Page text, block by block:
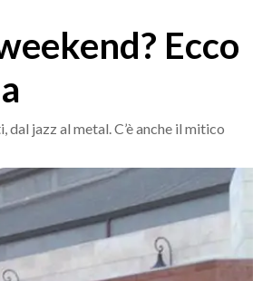
Ecco
jazz al metal. C’è anche il mitico